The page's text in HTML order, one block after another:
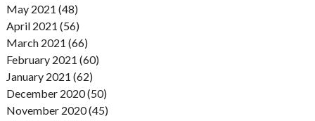
May 2021 (48)
April 2021 (56)
March 2021 (66)
February 2021 (60)
January 2021 (62)
December 2020 (50)
November 2020 (45)